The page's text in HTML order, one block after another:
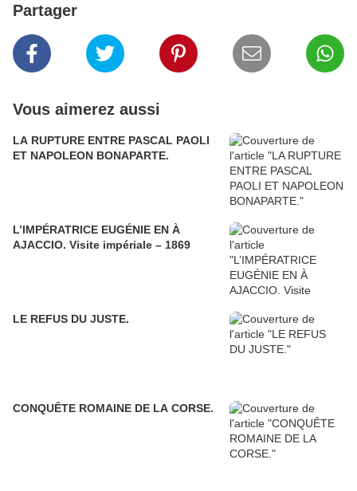
Partager
Vous aimerez aussi
LA RUPTURE ENTRE PASCAL PAOLI
ET NAPOLEON BONAPARTE.
L’IMPÉRATRICE EUGÉNIE EN À
AJACCIO. Visite impériale – 1869
LE REFUS DU JUSTE.
CONQUÊTE ROMAINE DE LA CORSE.